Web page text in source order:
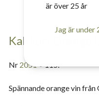
Kakhuri Orange
Nr 2051• 115:-
Spännande orange vin från
är över 25 år
Jag är under